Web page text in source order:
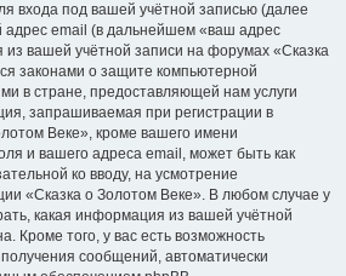
входа под вашей учётной записью (далее
email (в дальнейшем «ваш адрес
вашей учётной записи на форумах «Сказка
законами о защите компьютерной
в стране, предоставляющей нам услуги
запрашиваемая при регистрации в
Веке», кроме вашего имени
и вашего адреса email, может быть как
ко вводу, на усмотрение
«Сказка о Золотом Веке». В любом случае у
какая информация из вашей учётной
Кроме того, у вас есть возможность
получения сообщений, автоматически